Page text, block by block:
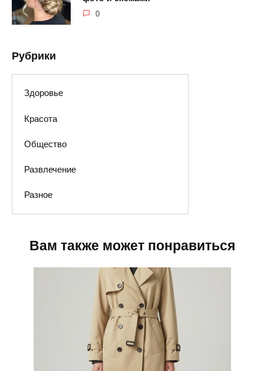
0
Рубрики
Здоровье
Красота
Общество
Развлечение
Разное
Вам также может понравиться